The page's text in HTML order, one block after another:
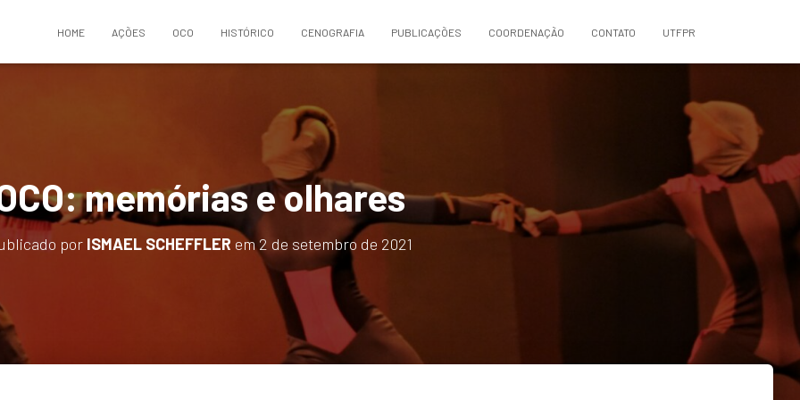
HOME AÇÕES OCO HISTÓRICO CENOGRAFIA PUBLICAÇÕES COORDENAÇÃO CONTATO UTFPR
memórias e olhares
por ISMAEL SCHEFFLER em2 de setembro de 2021